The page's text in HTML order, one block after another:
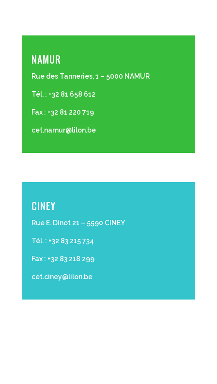
NAMUR
Rue des Tanneries, 1 – 5000 NAMUR
Tél. : +32 81 658 612
Fax : +32 81 220 719
cet.namur@lilon.be
CINEY
Rue E. Dinot 21 – 5590 CINEY
Tél. : +32 83 215 734
Fax : +32 83 218 299
cet.ciney@lilon.be